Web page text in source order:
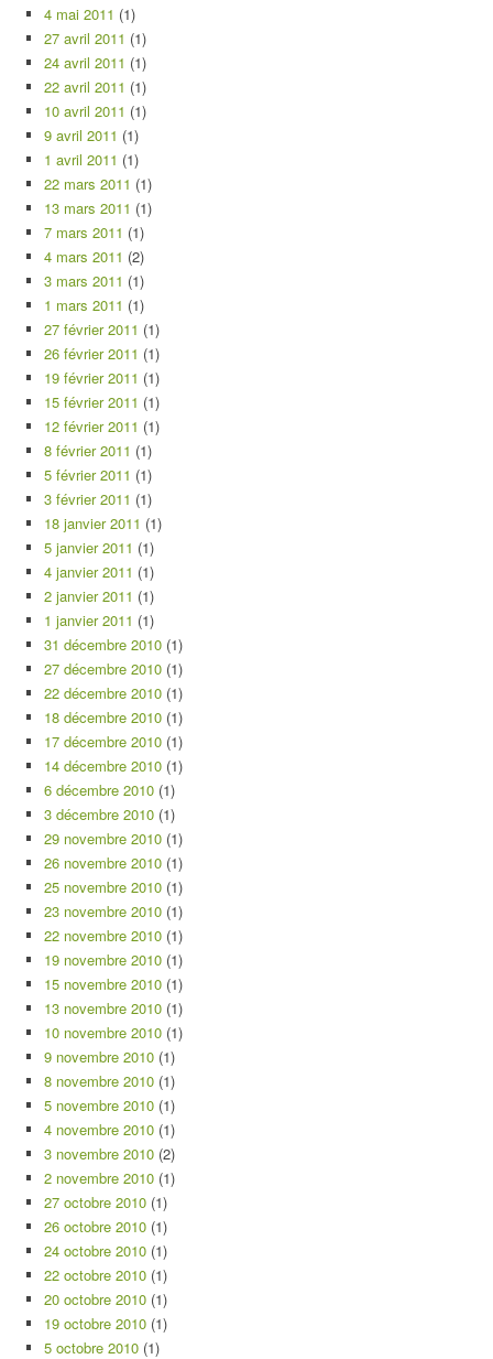
4 mai 2011 (1)
27 avril 2011 (1)
24 avril 2011 (1)
22 avril 2011 (1)
10 avril 2011 (1)
9 avril 2011 (1)
1 avril 2011 (1)
22 mars 2011 (1)
13 mars 2011 (1)
7 mars 2011 (1)
4 mars 2011 (2)
3 mars 2011 (1)
1 mars 2011 (1)
27 février 2011 (1)
26 février 2011 (1)
19 février 2011 (1)
15 février 2011 (1)
12 février 2011 (1)
8 février 2011 (1)
5 février 2011 (1)
3 février 2011 (1)
18 janvier 2011 (1)
5 janvier 2011 (1)
4 janvier 2011 (1)
2 janvier 2011 (1)
1 janvier 2011 (1)
31 décembre 2010 (1)
27 décembre 2010 (1)
22 décembre 2010 (1)
18 décembre 2010 (1)
17 décembre 2010 (1)
14 décembre 2010 (1)
6 décembre 2010 (1)
3 décembre 2010 (1)
29 novembre 2010 (1)
26 novembre 2010 (1)
25 novembre 2010 (1)
23 novembre 2010 (1)
22 novembre 2010 (1)
19 novembre 2010 (1)
15 novembre 2010 (1)
13 novembre 2010 (1)
10 novembre 2010 (1)
9 novembre 2010 (1)
8 novembre 2010 (1)
5 novembre 2010 (1)
4 novembre 2010 (1)
3 novembre 2010 (2)
2 novembre 2010 (1)
27 octobre 2010 (1)
26 octobre 2010 (1)
24 octobre 2010 (1)
22 octobre 2010 (1)
20 octobre 2010 (1)
19 octobre 2010 (1)
5 octobre 2010 (1)